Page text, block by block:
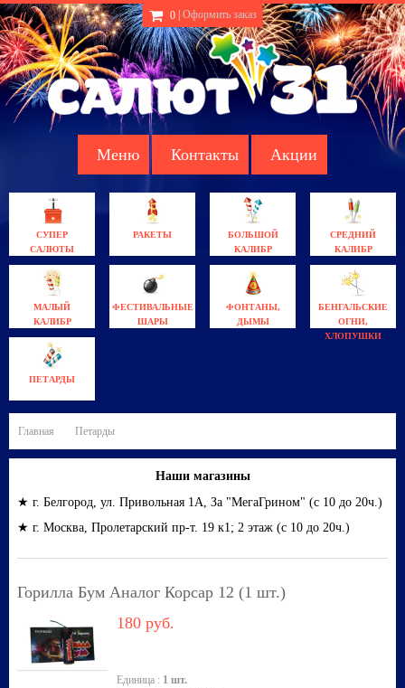
0| Оформить заказ
Меню Контакты Акции
СУПЕР
САЛЮТЫ
РАКЕТЫ
БОЛЬШОЙ
КАЛИБР
СРЕДНИЙ
КАЛИБР
МАЛЫЙ
КАЛИБР
ФЕСТИВАЛЬНЫЕ
ШАРЫ
ФОНТАНЫ,
ДЫМЫ
БЕНГАЛЬСКИЕ
ОГНИ,
ХЛОПУШКИ
ПЕТАРДЫ
Главная Петарды
Наши магазины
★ г. Белгород, ул. Привольная 1А, За "МегаГрином" (с 10 до 20ч.)
★ г. Москва, Пролетарский пр-т. 19 к1; 2 этаж (с 10 до 20ч.)
Горилла Бум Аналог Корсар 12 (1 шт.)
180 руб.
Единица : 1 шт.